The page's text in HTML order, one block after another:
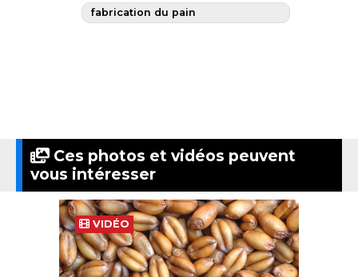
fabrication du pain
Ces photos et vidéos peuvent
vous intéresser
VIDÉO